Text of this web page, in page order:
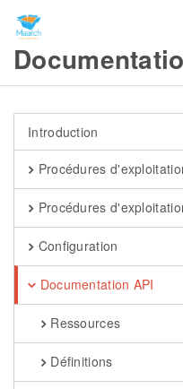
Introduction
Procédures
Procédures
Configuration
Documentation API
Ressources
Définitions